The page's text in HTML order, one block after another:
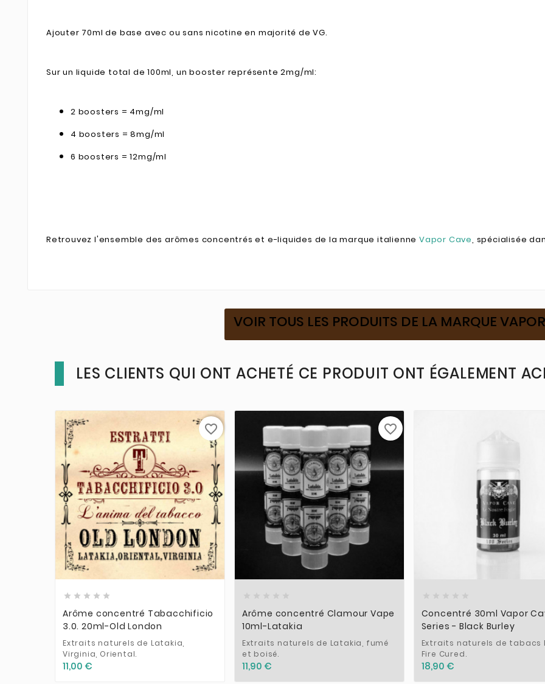
Ajouter 70ml de base avec ou sans nicotine en majorité de VG.
Sur un liquide total de 100ml, un booster représente 2mg/ml:
2 boosters = 4mg/ml
4 boosters = 8mg/ml
6 boosters = 12mg/ml
Retrouvez l'ensemble des arômes concentrés et e-liquides de la marque italienne Vapor Cave, spécialisée
VOIR TOUS LES PRODUITS DE LA MARQUE
LES CLIENTS QUI ONT ACHETÉ CE PRODUIT ONT ÉGALEMENT
    
Arôme concentré Tabacchificio
3.0. 20ml-Old London
Extraits naturels de Latakia,
Virginia, Oriental.
11,00 €
favorite_border

Arôme concentré Clamour Vape
10ml-Latakia
Extraits naturels de Latakia, fumé
et boisé.
11,90 €
favorite_border
Concentré 30ml Vapor
Series - Black Burley
Extraits naturels de tabacs
Fire Cured.
18,90 €